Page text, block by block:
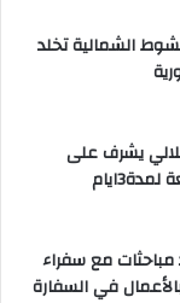
الشمالية تخلد
يشرف على
مباحثات مع سفراء
في السفارة